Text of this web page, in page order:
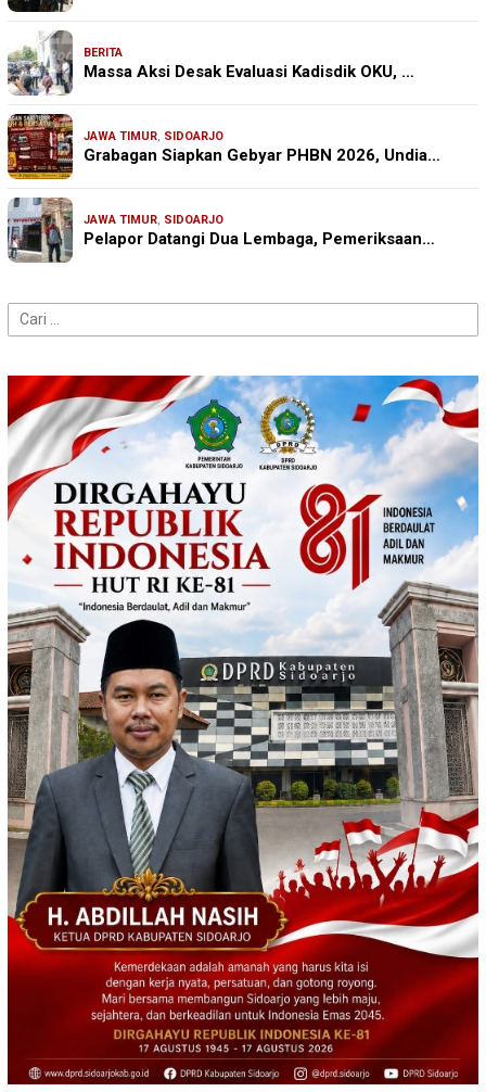
BERITA
Massa Aksi Desak Evaluasi Kadisdik OKU, …
JAWA TIMUR, SIDOARJO
Grabagan Siapkan Gebyar PHBN 2026, Undia…
JAWA TIMUR, SIDOARJO
Pelapor Datangi Dua Lembaga, Pemeriksaan…
Cari
untuk: